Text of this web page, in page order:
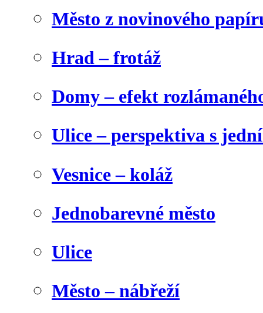
Město z novinového
Hrad – frotáž
Domy – efekt
Ulice – perspektiva s
Vesnice – koláž
Jednobarevné město
Ulice
Město – nábřeží